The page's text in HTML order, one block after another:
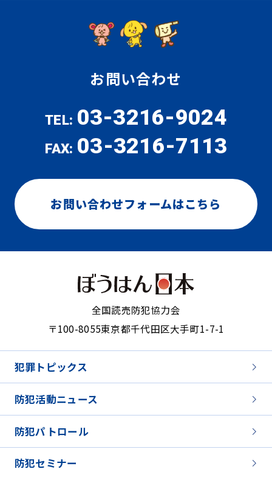
お問い合わせ
TEL: 03-3216-9024
FAX: 03-3216-7113
お問い合わせフォームはこちら
全国読売防犯協力会
〒100-8055東京都千代田区大手町1-7-1
犯罪トピックス
防犯活動ニュース
防犯パトロール
防犯セミナー